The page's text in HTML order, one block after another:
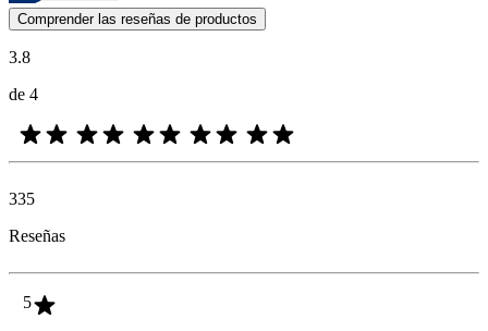
Las opiniones de los clientes en forma de reseñas de productos y
Comprender las reseñas de productos
3.8
de 4
335
Reseñas
5